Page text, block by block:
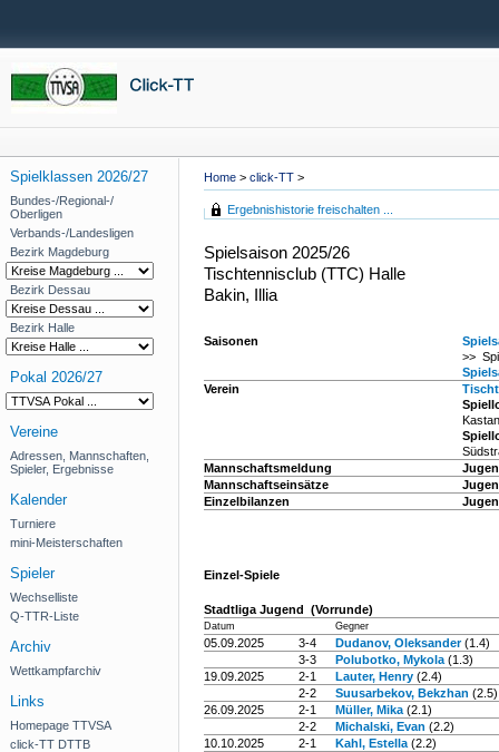
Home > click-TT >
Spielklassen 2026/27
Bundes-/Regional-/
Oberligen
Verbands-/Landesligen
Bezirk Magdeburg
Bezirk Dessau
Bezirk Halle
Pokal 2026/27
Vereine
Adressen, Mannschaften,
Spieler, Ergebnisse
Kalender
Turniere
mini-Meisterschaften
Spieler
Wechselliste
Q-TTR-Liste
Archiv
Wettkampfarchiv
Links
Homepage TTVSA
click-TT DTTB
Ergebnishistorie freischalten ...
Spielsaison 2025/26
Tischtennisclub (TTC) Halle
Bakin, Illia
Saisonen
>>
Verein
Mannschaftsmeldung
Mannschaftseinsätze
Einzelbilanzen
Einzel-Spiele
Stadtliga Jugend (Vorrunde)
Datum Gegner
05.09.2025 3-4 Dudanov, Oleksander(1.4)
3-3
Polubotko, Mykola (1.3)
19.09.2025
2-1 Lauter, Henry (2.4)
2-2
Suusarbekov, Bekzhan (2.5)
26.09.2025
2-1 Müller, Mika (2.1)
2-2
Michalski, Evan (2.2)
10.10.2025
2-1 Kahl, Estella (2.2)